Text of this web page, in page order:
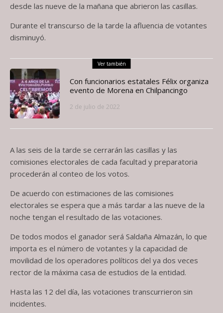
desde las nueve de la mañana que abrieron las casillas.
Durante el transcurso de la tarde la afluencia de votantes
disminuyó.
Ver también
Con funcionarios estatales Félix organiza
evento de Morena en Chilpancingo
2 de julio de 2022
A las seis de la tarde se cerrarán las casillas y las
comisiones electorales de cada facultad y preparatoria
procederán al conteo de los votos.
De acuerdo con estimaciones de las comisiones
electorales se espera que a más tardar a las nueve de la
noche tengan el resultado de las votaciones.
De todos modos el ganador será Saldaña Almazán, lo que
importa es el número de votantes y la capacidad de
movilidad de los operadores políticos del ya dos veces
rector de la máxima casa de estudios de la entidad.
Hasta las 12 del día, las votaciones transcurrieron sin
incidentes.